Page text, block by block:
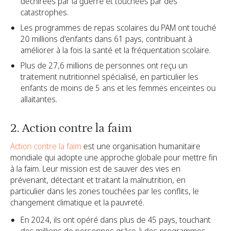
catastrophes.
Les programmes de repas scolaires du PAM ont touché
20 millions d'enfants dans 61 pays, contribuant à
améliorer à la fois la santé et la fréquentation scolaire.
Plus de 27,6 millions de personnes ont reçu un
traitement nutritionnel spécialisé, en particulier les
enfants de moins de 5 ans et les femmes enceintes ou
allaitantes.
2. Action contre la faim
Action contre la faim est une organisation humanitaire
mondiale qui adopte une approche globale pour mettre fin
à la faim. Leur mission est de sauver des vies en
prévenant, détectant et traitant la malnutrition, en
particulier dans les zones touchées par les conflits, le
changement climatique et la pauvreté.
En 2024, ils ont opéré dans plus de 45 pays, touchant